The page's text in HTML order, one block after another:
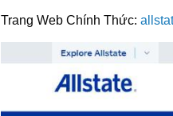
Trang Web Chính Thức: